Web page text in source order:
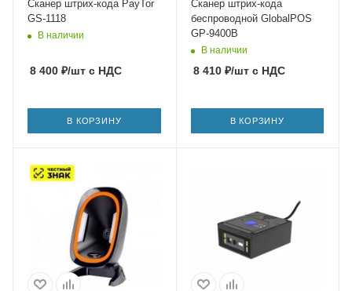
Сканер штрих-кода PayTor
GS-1118
В наличии
8 400 ₽/шт с НДС
В КОРЗИНУ
Сканер штрих-кода
беспроводной GlobalPOS
GP-9400B
В наличии
8 410₽/штс НДС
В КОРЗИНУ